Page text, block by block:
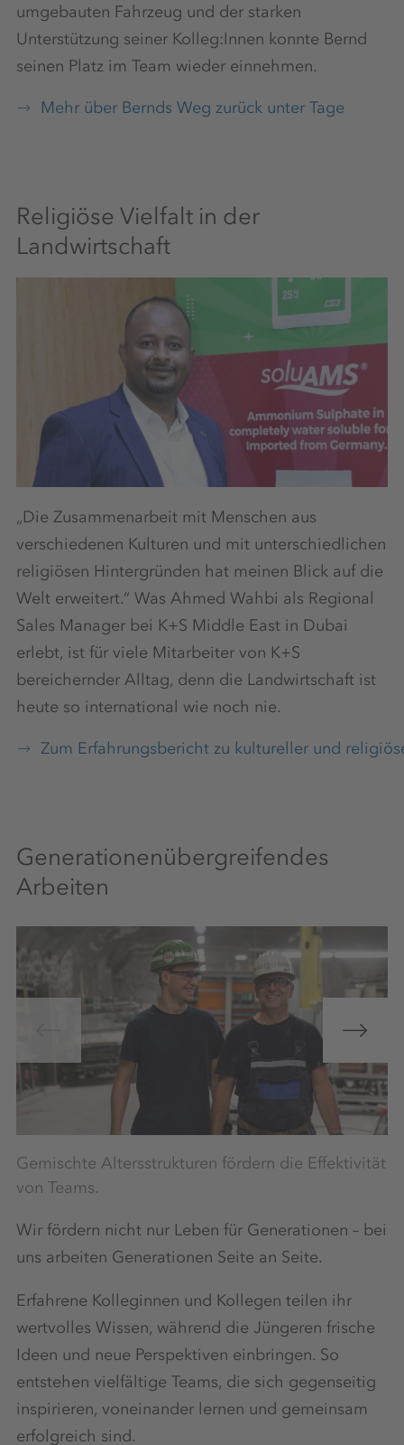
umgebauten Fahrzeug und der starken
Unterstützung seiner Kolleg:Innen konnte Bernd
seinen Platz im Team wieder einnehmen.
Mehr über Bernds Weg zurück unter Tage
Religiöse Vielfalt in der
Landwirtschaft
„Die Zusammenarbeit mit Menschen aus
verschiedenen Kulturen und mit unterschiedlichen
religiösen Hintergründen hat meinen Blick auf die
Welt erweitert.“ Was Ahmed Wahbi als Regional
Sales Manager bei K+S Middle East in Dubai
erlebt, ist für viele Mitarbeiter von K+S
bereichernder Alltag, denn die Landwirtschaft ist
heute so international wie noch nie.
Zum Erfahrungsbericht zu kultureller und
Generationenübergreifendes
Arbeiten
Gemischte Altersstrukturen fördern die Effektivität
von Teams.
Wir fördern nicht nur Leben für Generationen – bei
uns arbeiten Generationen Seite an Seite.
Erfahrene Kolleginnen und Kollegen teilen ihr
wertvolles Wissen, während die Jüngeren frische
Ideen und neue Perspektiven einbringen. So
entstehen vielfältige Teams, die sich gegenseitig
inspirieren, voneinander lernen und gemeinsam
erfolgreich sind.